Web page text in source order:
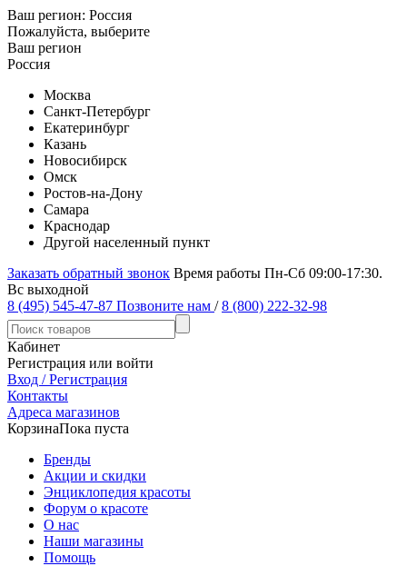
Ваш регион: Россия
Пожалуйста, выберите
Ваш регион
Россия
Москва
Санкт-Петербург
Екатеринбург
Казань
Новосибирск
Омск
Ростов-на-Дону
Самара
Краснодар
Другой населенный пункт
Заказать обратный звонок Время работы Пн-Сб 09:00-17:30.
Вс выходной
8 (495) 545-47-87 Позвоните нам / 8 (800) 222-32-98
Кабинет
Регистрация или войти
Вход / Регистрация
Контакты
Адреса магазинов
КорзинаПока пуста
Бренды
Акции и скидки
Энциклопедия красоты
Форум о красоте
О нас
Наши магазины
Помощь